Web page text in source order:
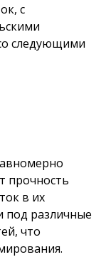
с
следующими
прочность
в их
под различные
что